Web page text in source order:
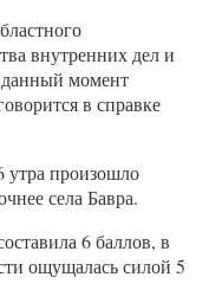
внутренних дел и
момент
в справке
произошло
села Бавра.
6 баллов, в
ощущалась силой 5